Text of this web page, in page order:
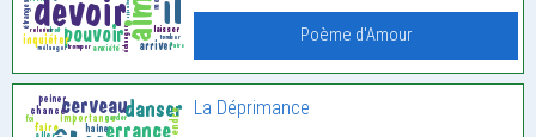
Poème d'Amour
La Déprimance